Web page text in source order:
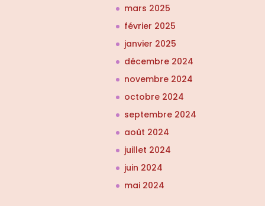
mars 2025
février 2025
janvier 2025
décembre 2024
novembre 2024
octobre 2024
septembre 2024
août 2024
juillet 2024
juin 2024
mai 2024